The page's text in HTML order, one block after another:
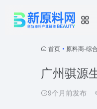
首页 • 原料商-综
广州骐源
9个月前发布